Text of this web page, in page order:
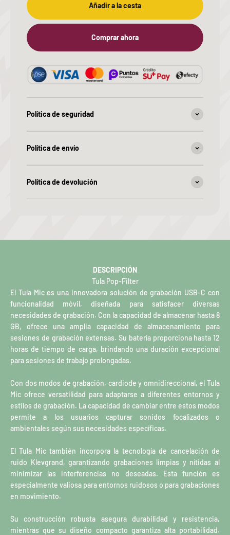
Añadir a la cesta
Comprar ahora
Política de seguridad
Política de envío
Política de devolución
DESCRIPCIÓN
Tula Pop-Filter
El Tula Mic es una innovadora solución de grabación USB-C con
funcionalidad móvil, diseñada para satisfacer diversas
necesidades de grabación. Con la capacidad de almacenar hasta 8
GB, ofrece una amplia capacidad de almacenamiento para
sesiones de grabación extensas. Su batería proporciona hasta 12
horas de tiempo de carga, brindando una duración excepcional
para sesiones de trabajo prolongadas.
Con dos modos de grabación, cardiode y omnidireccional, el Tula
Mic ofrece versatilidad para adaptarse a diferentes entornos y
estilos de grabación. La capacidad de cambiar entre estos modos
permite a los usuarios capturar sonidos focalizados o
ambientales según sus necesidades específicas.
El Tula Mic también incorpora la tecnología de cancelación de
ruido Klevgrand, garantizando grabaciones limpias y nítidas al
minimizar las interferencias no deseadas. Esta función es
especialmente valiosa para entornos ruidosos o para grabaciones
en movimiento.
Su construcción robusta asegura durabilidad y resistencia,
mientras que su diseño compacto garantiza alta portabilidad.